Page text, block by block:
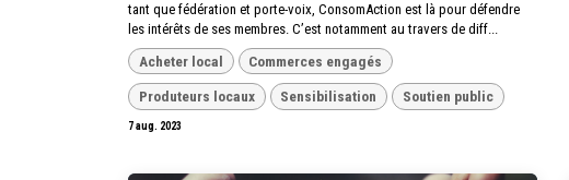
tant que fédération et porte-voix, ConsomAction est là pour défendre
les intérêts de ses membres. C’est notamment au travers de diff...
Acheter local Commerces engagés
Produteurs locaux Sensibilisation Soutien public
7 aug. 2023